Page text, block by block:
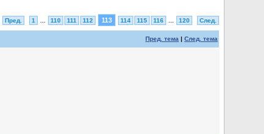
Пред. 1 110 111 112 113 114 115 116 120 След.
Пред. тема | След. тема